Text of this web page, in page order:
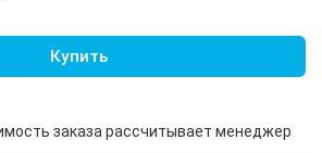
Купить
заказа рассчитывает менеджер